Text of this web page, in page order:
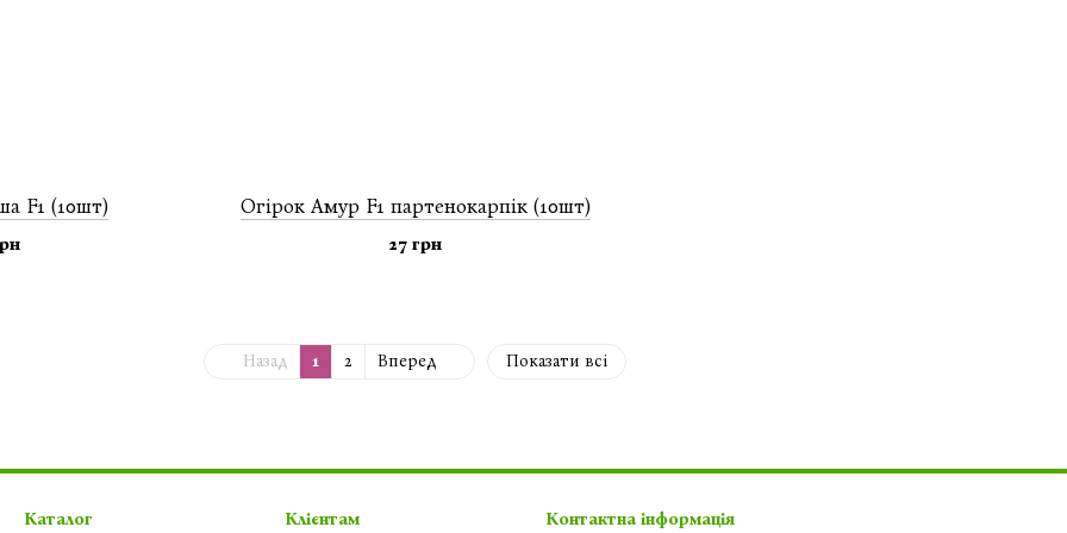
F1 (10шт) Огiрок Амур F1 партенокарпік (10шт)
27 грн
Назад 1 2 Вперед Показати всі
Каталог Клієнтам Контактна інформація